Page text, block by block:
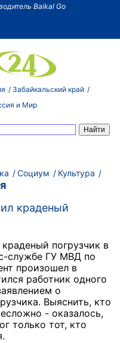
Baikal Go
Забайкальский край
и Мир
Социум
Культура
краденый
погрузчик в
службе ГУ МВД по
произошел в
работник одного
о
Выяснить, кто
- оказалось,
только тот, кто